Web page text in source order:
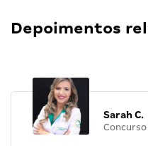
Depoimentos
Sarah C.